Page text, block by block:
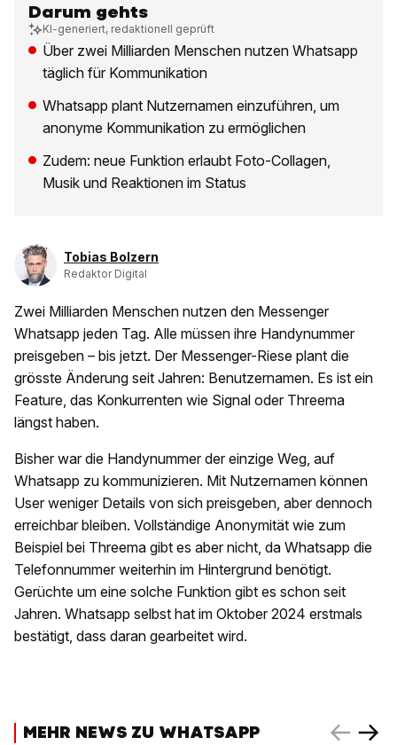
Darum gehts
KI-generiert, redaktionell geprüft
Über zwei Milliarden Menschen nutzen Whatsapp
täglich für Kommunikation
Whatsapp plant Nutzernamen einzuführen, um
anonyme Kommunikation zu ermöglichen
Zudem: neue Funktion erlaubt Foto-Collagen,
Musik und Reaktionen im Status
Tobias Bolzern
Redaktor Digital
Zwei Milliarden Menschen nutzen den Messenger
Whatsapp jeden Tag. Alle müssen ihre Handynummer
preisgeben – bis jetzt. Der Messenger-Riese plant die
grösste Änderung seit Jahren: Benutzernamen. Es ist ein
Feature, das Konkurrenten wie Signal oder Threema
längst haben.
Bisher war die Handynummer der einzige Weg, auf
Whatsapp zu kommunizieren. Mit Nutzernamen können
User weniger Details von sich preisgeben, aber dennoch
erreichbar bleiben. Vollständige Anonymität wie zum
Beispiel bei Threema gibt es aber nicht, da Whatsapp die
Telefonnummer weiterhin im Hintergrund benötigt.
Gerüchte um eine solche Funktion gibt es schon seit
Jahren. Whatsapp selbst hat im Oktober 2024 erstmals
bestätigt, dass daran gearbeitet wird.
MEHR NEWS ZU WHATSAPP